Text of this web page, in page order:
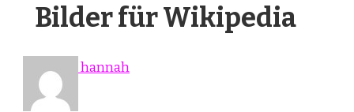
Bilder für Wikipedia
hannah